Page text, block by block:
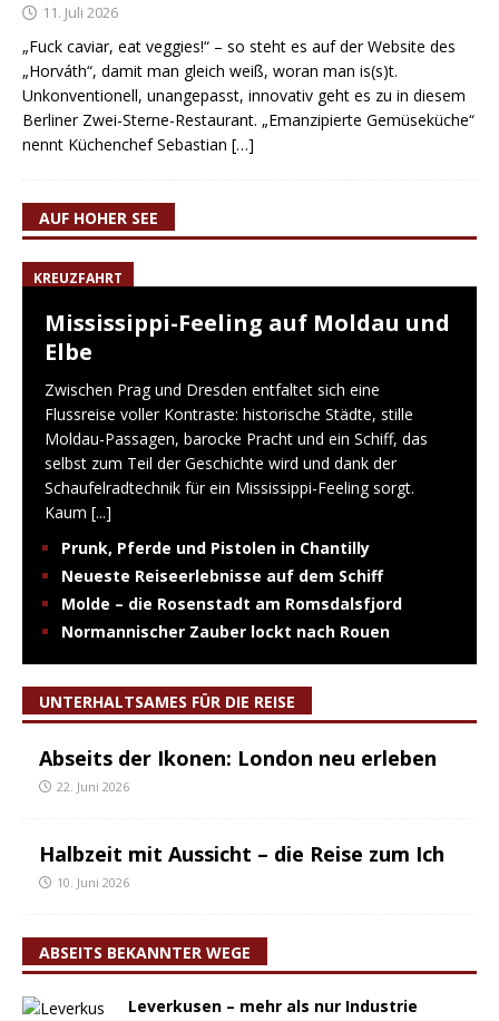
11. Juli 2026
„Fuck caviar, eat veggies!“ – so steht es auf der Website des
„Horváth“, damit man gleich weiß, woran man is(s)t.
Unkonventionell, unangepasst, innovativ geht es zu in diesem
Berliner Zwei-Sterne-Restaurant. „Emanzipierte Gemüseküche“
nennt Küchenchef Sebastian […]
AUF HOHER SEE
KREUZFAHRT
Mississippi-Feeling auf Moldau und
Elbe
Zwischen Prag und Dresden entfaltet sich eine
Flussreise voller Kontraste: historische Städte, stille
Moldau-Passagen, barocke Pracht und ein Schiff, das
selbst zum Teil der Geschichte wird und dank der
Schaufelradtechnik für ein Mississippi-Feeling sorgt.
Kaum [...]
Prunk, Pferde und Pistolen in Chantilly
Neueste Reiseerlebnisse auf dem Schiff
Molde – die Rosenstadt am Romsdalsfjord
Normannischer Zauber lockt nach Rouen
UNTERHALTSAMES FÜR DIE REISE
Abseits der Ikonen: London neu erleben
22. Juni 2026
Halbzeit mit Aussicht – die Reise zum Ich
10. Juni 2026
ABSEITS BEKANNTER WEGE
Leverkusen – mehr als nur Industrie